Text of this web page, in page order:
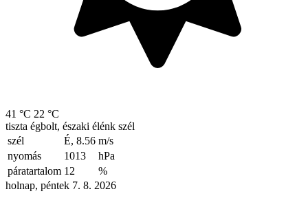
41 °C 22 °C
tiszta égbolt, északi élénk szél
szél
É, 8.56 m/s
nyomás
1013
hPa
páratartalom 12
%
holnap, péntek 7. 8. 2026